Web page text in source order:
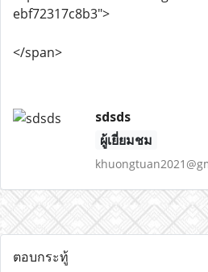
ebf72317c8b3">
</span>
sdsds
ผู้เยี่ยมชม
ตอบกระทู้